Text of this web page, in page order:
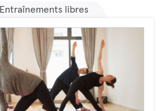
Entraînements libres